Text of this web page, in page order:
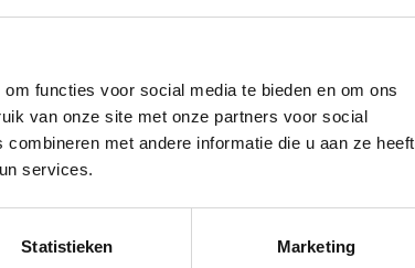
functies voor social media te bieden en om ons
van onze site met onze partners voor social
met andere informatie die u aan ze heeft
services.
Statistieken Marketing